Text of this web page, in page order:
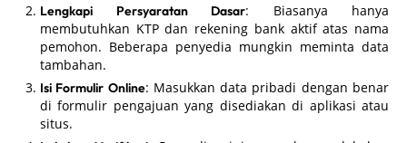
Lengkapi Persyaratan Dasar: Biasanya hanya
membutuhkan KTP dan rekening bank aktif atas nama
pemohon. Beberapa penyedia mungkin meminta data
tambahan.
Isi Formulir Online: Masukkan data pribadi dengan benar
di formulir pengajuan yang disediakan di aplikasi atau
situs.